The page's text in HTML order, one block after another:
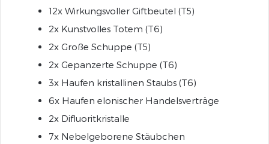
12x Wirkungsvoller Giftbeutel (T5)
2x Kunstvolles Totem (T6)
2x Große Schuppe (T5)
2x Gepanzerte Schuppe (T6)
3x Haufen kristallinen Staubs (T6)
6x Haufen elonischer Handelsverträge
2x Difluoritkristalle
7x Nebelgeborene Stäubchen